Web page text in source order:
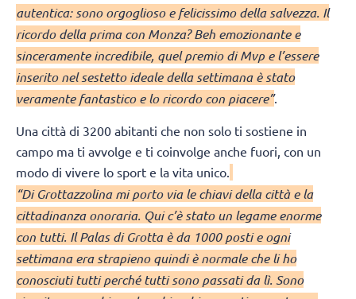
autentica: sono orgoglioso e felicissimo della salvezza. Il
ricordo della prima con Monza? Beh emozionante e
sinceramente incredibile, quel premio di Mvp e l’essere
inserito nel sestetto ideale della settimana è stato
veramente fantastico e lo ricordo con piacere”.
Una città di 3200 abitanti che non solo ti sostiene in
campo ma ti avvolge e ti coinvolge anche fuori, con un
modo di vivere lo sport e la vita unico.
“Di Grottazzolina mi porto via le chiavi della città e la
cittadinanza onoraria. Qui c’è stato un legame enorme
con tutti. Il Palas di Grotta è da 1000 posti e ogni
settimana era strapieno quindi è normale che li ho
conosciuti tutti perché tutti sono passati da lì. Sono